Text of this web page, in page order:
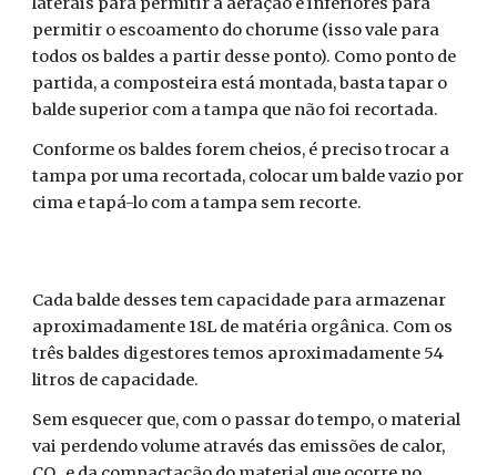
permitir o escoamento do chorume (isso vale para
todos os baldes a partir desse ponto). Como ponto de
partida, a composteira está montada, basta tapar o
balde superior com a tampa que não foi recortada.
Conforme os baldes forem cheios, é preciso trocar a
tampa por uma recortada, colocar um balde vazio por
cima e tapá-lo com a tampa sem recorte.
Cada balde desses tem capacidade para armazenar
aproximadamente 18L de matéria orgânica. Com os
três baldes digestores temos aproximadamente 54
litros de capacidade.
Sem esquecer que, com o passar do tempo, o material
vai perdendo volume através das emissões de calor,